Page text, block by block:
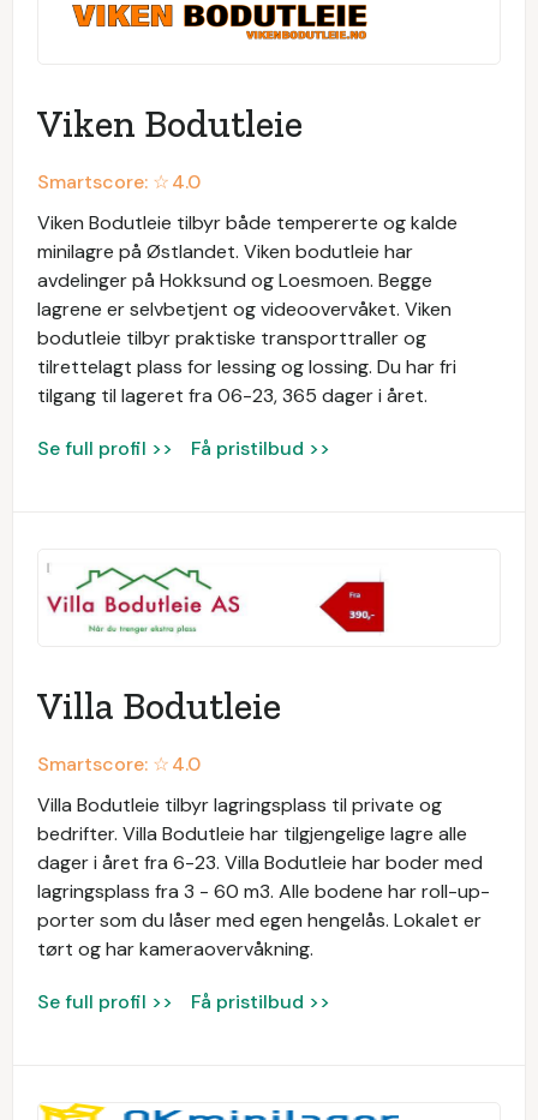
Viken Bodutleie
Smartscore: ☆4.0
Viken Bodutleie tilbyr både tempererte og kalde
minilagre på Østlandet. Viken bodutleie har
avdelinger på Hokksund og Loesmoen. Begge
lagrene er selvbetjent og videoovervåket. Viken
bodutleie tilbyr praktiske transporttraller og
tilrettelagt plass for lessing og lossing. Du har fri
tilgang til lageret fra 06-23, 365 dager i året.
Se full profil >> Få pristilbud >>
Villa Bodutleie
Smartscore: ☆4.0
Villa Bodutleie tilbyr lagringsplass til private og
bedrifter. Villa Bodutleie har tilgjengelige lagre alle
dager i året fra 6-23. Villa Bodutleie har boder med
lagringsplass fra 3 - 60 m3. Alle bodene har roll-up-
porter som du låser med egen hengelås. Lokalet er
tørt og har kameraovervåkning.
Se full profil >> Få pristilbud >>